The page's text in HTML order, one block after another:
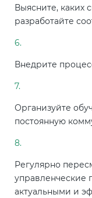
Выясните, каких
разработайте
Внедрите
Организуйте
постоянную
Регулярно
управленческие
актуальными и